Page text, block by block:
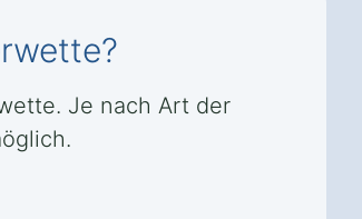
Je nach Art der